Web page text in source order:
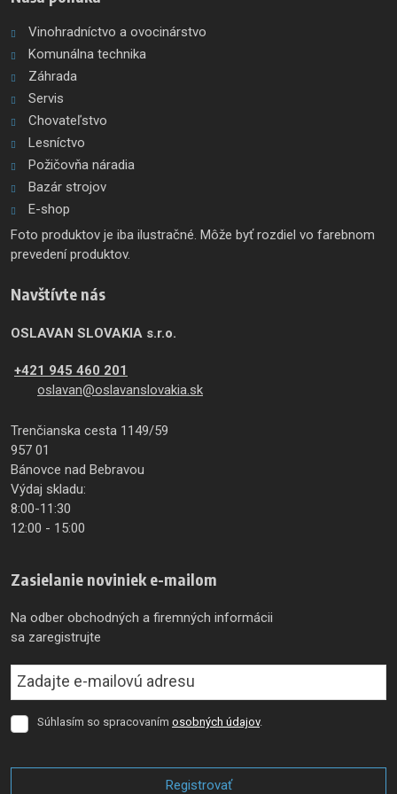
Vinohradníctvo a ovocinárstvo
Komunálna technika
Záhrada
Servis
Chovateľstvo
Lesníctvo
Požičovňa náradia
Bazár strojov
E-shop
Foto produktov je iba ilustračné. Môže byť rozdiel vo farebnom
prevedení produktov.
Navštívte nás
OSLAVAN SLOVAKIA s.r.o.
+421 945 460 201
oslavan@oslavanslovakia.sk
Trenčianska cesta 1149/59
957 01
Bánovce nad Bebravou
Výdaj skladu:
8:00-11:30
12:00 - 15:00
Zasielanie noviniek e-mailom
Na odber obchodných a firemných informácii
sa zaregistrujte
Súhlasím
osobných
Súhlasím so spracovaním osobných údajov.
Registrovať